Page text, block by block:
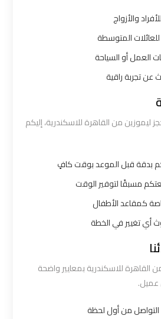
والأزواج
المتوسطة
العمل أو السياحة
عن تجربة راقية
ليموزين من القاهرة للاسكندرية، إليكم
بدقة قبل الموعد بوقت كافٍ
مسبقًا لتوفير الوقت
كمقاعد الأطفال
أي تغيير في الخطة
القاهرة للاسكندرية بمعايير واضحة
عميل.
التواصل من أول لحظة